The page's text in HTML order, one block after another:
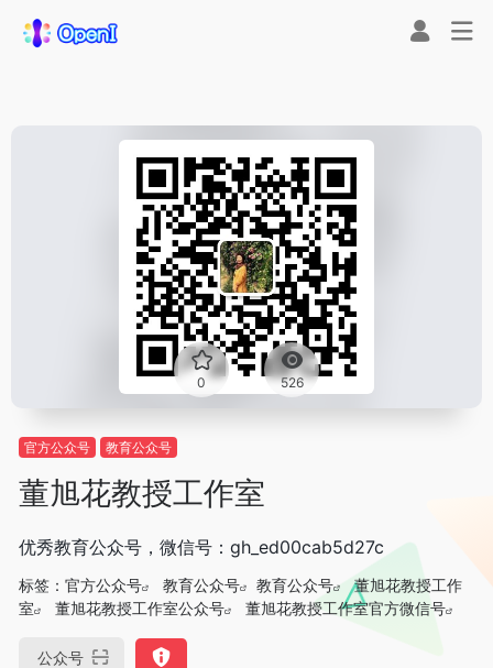
0 526
官方公众号 教育公众号
董旭花教授工作室
优秀教育公众号，微信号：gh_ed00cab5d27c
标签： 官方公众号 教育公众号 教育公众号
董旭花教授工作
室
董旭花教授工作室公众号 董旭花教授工作室官方微信号
公众号